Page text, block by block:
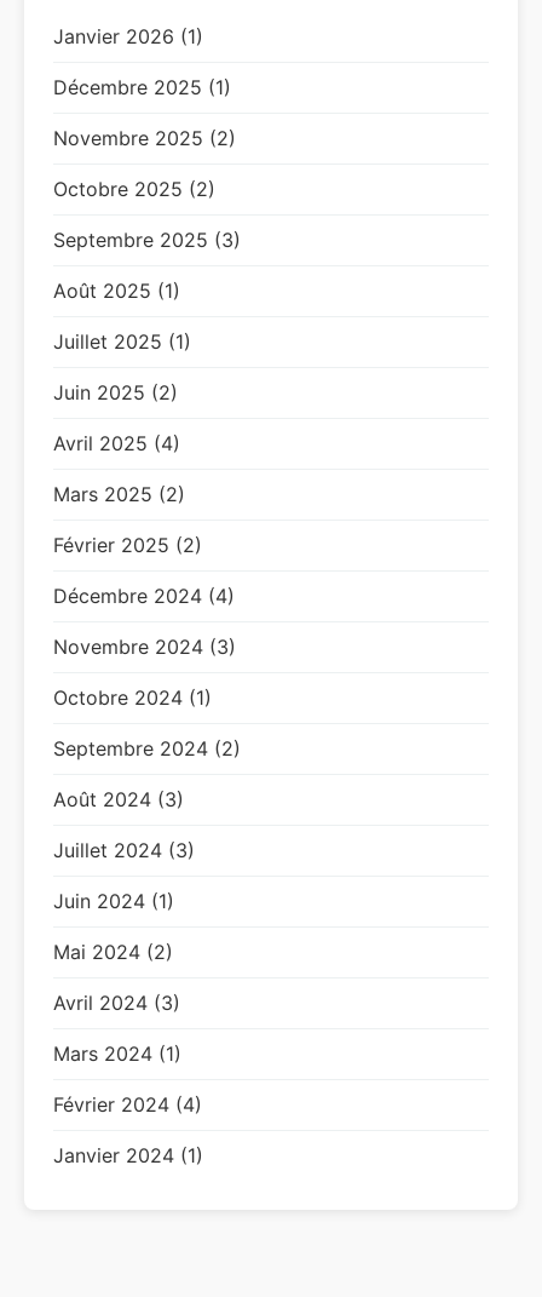
Janvier 2026 (1)
Décembre 2025 (1)
Novembre 2025 (2)
Octobre 2025 (2)
Septembre 2025 (3)
Août 2025 (1)
Juillet 2025 (1)
Juin 2025 (2)
Avril 2025 (4)
Mars 2025 (2)
Février 2025 (2)
Décembre 2024 (4)
Novembre 2024 (3)
Octobre 2024 (1)
Septembre 2024 (2)
Août 2024 (3)
Juillet 2024 (3)
Juin 2024 (1)
Mai 2024 (2)
Avril 2024 (3)
Mars 2024 (1)
Février 2024 (4)
Janvier 2024 (1)